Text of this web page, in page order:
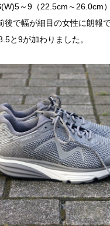
～9（22.5cm～26.0cm）
で幅が細目の女性に朗報
と9が加わりました。